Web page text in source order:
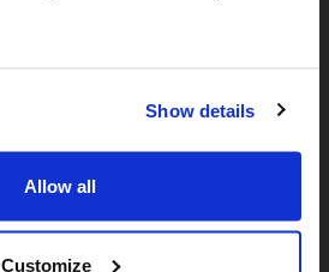
Show details
Allow all
Customize